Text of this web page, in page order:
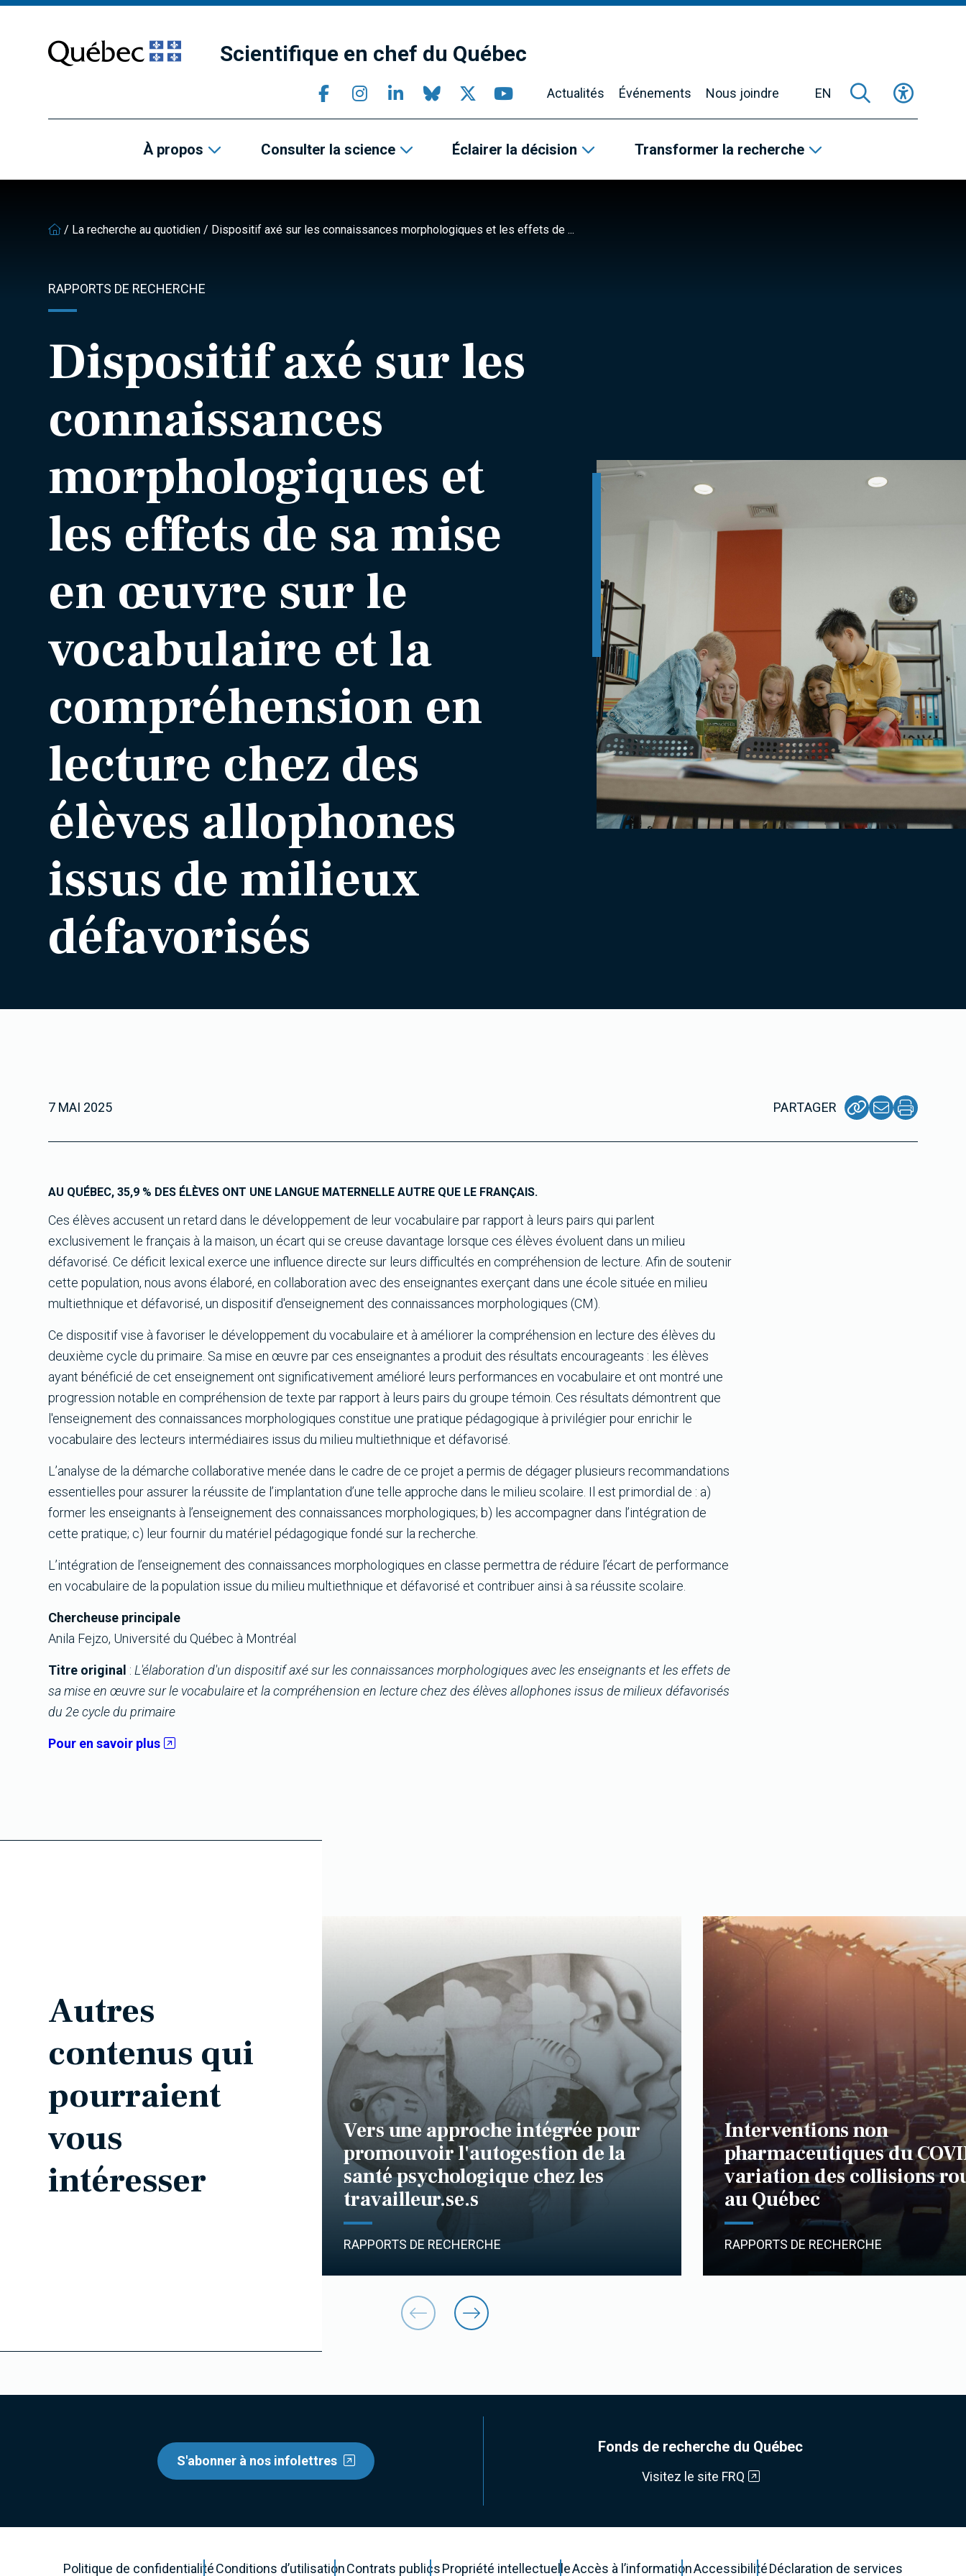
contenu
principal
Scientifique en chef du Québec
Actualités Événements Nous joindre EN
À propos Consulter la science Éclairer la décision Transformer la recherche
/ La recherche au quotidien / Dispositif axé sur les connaissances morphologiques et les effets de ...
RAPPORTS DE RECHERCHE
Dispositif axé sur les
connaissances
morphologiques et
les effets de sa mise
en œuvre sur le
vocabulaire et la
compréhension en
lecture chez des
élèves allophones
issus de milieux
défavorisés
7 MAI 2025 PARTAGER
AU QUÉBEC, 35,9 % DES ÉLÈVES ONT UNE LANGUE MATERNELLE AUTRE QUE LE FRANÇAIS.
Ces élèves accusent un retard dans le développement de leur vocabulaire par rapport à leurs pairs qui parlent
exclusivement le français à la maison, un écart qui se creuse davantage lorsque ces élèves évoluent dans un milieu
défavorisé. Ce déficit lexical exerce une influence directe sur leurs difficultés en compréhension de lecture. Afin de soutenir
cette population, nous avons élaboré, en collaboration avec des enseignantes exerçant dans une école située en milieu
multiethnique et défavorisé, un dispositif d'enseignement des connaissances morphologiques (CM).
Ce dispositif vise à favoriser le développement du vocabulaire et à améliorer la compréhension en lecture des élèves du
deuxième cycle du primaire. Sa mise en œuvre par ces enseignantes a produit des résultats encourageants : les élèves
ayant bénéficié de cet enseignement ont significativement amélioré leurs performances en vocabulaire et ont montré une
progression notable en compréhension de texte par rapport à leurs pairs du groupe témoin. Ces résultats démontrent que
l'enseignement des connaissances morphologiques constitue une pratique pédagogique à privilégier pour enrichir le
vocabulaire des lecteurs intermédiaires issus du milieu multiethnique et défavorisé.
L’analyse de la démarche collaborative menée dans le cadre de ce projet a permis de dégager plusieurs recommandations
essentielles pour assurer la réussite de l’implantation d’une telle approche dans le milieu scolaire. Il est primordial de : a)
former les enseignants à l’enseignement des connaissances morphologiques; b) les accompagner dans l’intégration de
cette pratique; c) leur fournir du matériel pédagogique fondé sur la recherche.
L’intégration de l’enseignement des connaissances morphologiques en classe permettra de réduire l’écart de performance
en vocabulaire de la population issue du milieu multiethnique et défavorisé et contribuer ainsi à sa réussite scolaire.
Chercheuse principale
Anila Fejzo, Université du Québec à Montréal
Titre original : L'élaboration d'un dispositif axé sur les connaissances morphologiques avec les enseignants et les effets de
sa mise en œuvre sur le vocabulaire et la compréhension en lecture chez des élèves allophones issus de milieux défavorisés
du 2e cycle du primaire
Pour en savoir plus
Autres
contenus qui
pourraient
vous
intéresser
Vers une approche intégrée pour
promouvoir l'autogestion de la
santé psychologique chez les
travailleur.se.s
RAPPORTS DE RECHERCHE
Interventions non
pharmaceutiques du
variation des collisions
au Québec
RAPPORTS DE RECHERCHE
S'abonner à nos infolettres
Fonds de recherche du Québec
Visitez le site FRQ
Politique de confidentialitéConditions d’utilisationContrats publicsPropriété intellectuelleAccès à l’informationAccessibilitéDéclaration de services